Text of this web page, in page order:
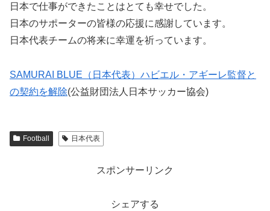
日本で仕事ができたことはとても幸せでした。
日本のサポーターの皆様の応援に感謝しています。
日本代表チームの将来に幸運を祈っています。
SAMURAI BLUE（日本代表）ハビエル・アギーレ監督と
の契約を解除(公益財団法人日本サッカー協会)
Football 日本代表
スポンサーリンク
シェアする